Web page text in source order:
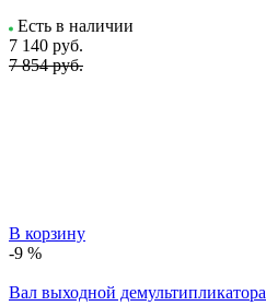
Есть в наличии
7 140 руб.
7 854 руб.
В корзину
-9 %
Вал выходной